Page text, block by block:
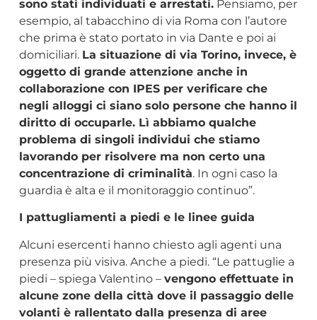
sono stati individuati e arrestati.Pensiamo, per
esempio, al tabacchino di via Roma con l’autore
che prima è stato portato in via Dante e poi ai
domiciliari. La situazione di via Torino, invece, è
oggetto di grande attenzione anche in
collaborazione con IPES per verificare che
negli alloggi ci siano solo persone che hanno il
diritto di occuparle. Lì abbiamo qualche
problema di singoli individui che stiamo
lavorando per risolvere ma non certo una
concentrazione di criminalità. In ogni caso la
guardia è alta e il monitoraggio continuo”.
I pattugliamenti a piedi e le linee guida
Alcuni esercenti hanno chiesto agli agenti una
presenza più visiva. Anche a piedi. “Le pattuglie a
piedi – spiega Valentino – vengono effettuate in
alcune zone della città dove il passaggio delle
volanti è rallentato dalla presenza di aree